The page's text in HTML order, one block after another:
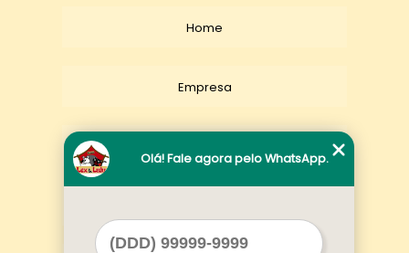
Home
Empresa
Olá! Fale agora pelo WhatsApp.